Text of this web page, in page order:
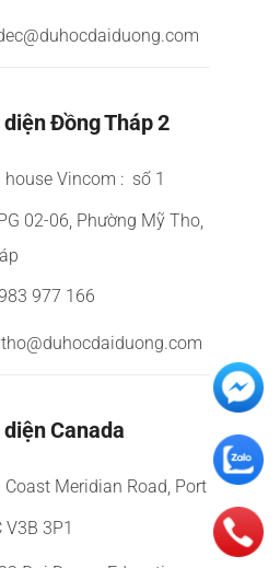
Đồng Tháp 2
house Vincom : số 1
02-06, Phường Mỹ Tho,
977 166
Canada
Coast Meridian Road, Port
V3B 3P1